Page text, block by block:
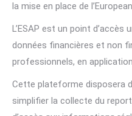
la mise en place de
L’ESAP est un point d’accès
données financières et non
professionnels, en
Cette plateforme disposera
simplifier la collecte du